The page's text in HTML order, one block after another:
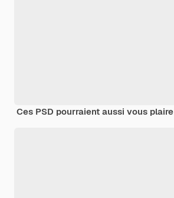
Ces PSD pourraient aussi vous plaire